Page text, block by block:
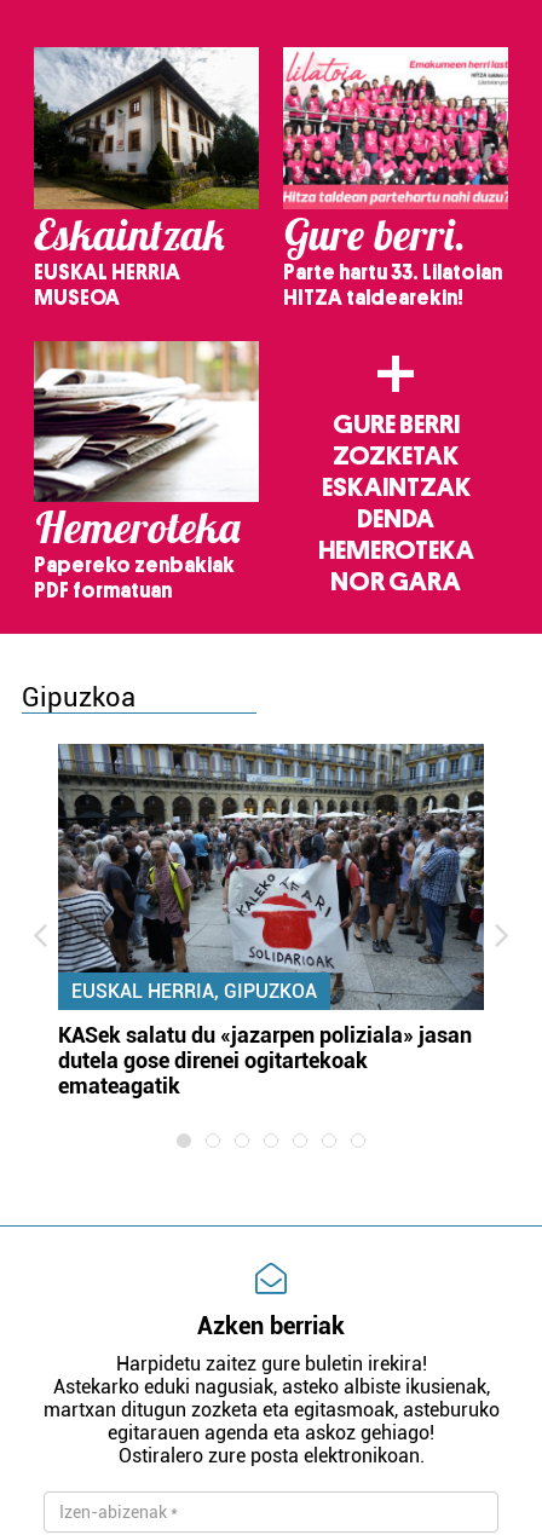
Eskaintzak
EUSKAL HERRIA
MUSEOA
Gure berri.
Parte hartu 33. Lilatoian
HITZA taldearekin!
Hemeroteka
Papereko zenbakiak
PDF formatuan
+
GURE BERRI
ZOZKETAK
ESKAINTZAK
DENDA
HEMEROTEKA
NOR GARA
Gipuzkoa
EUSKAL HERRIA, GIPUZKOA
KASek salatu du «jazarpen poliziala» jasan
dutela gose direnei ogitartekoak
emateagatik
Azken berriak
Harpidetu zaitez gure buletin irekira!
Astekarko eduki nagusiak, asteko albiste ikusienak,
martxan ditugun zozketa eta egitasmoak, asteburuko
egitarauen agenda eta askoz gehiago!
Ostiralero zure posta elektronikoan.